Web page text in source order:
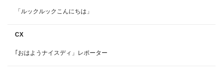
「ルックルックこんにちは」
CX
｢おはようナイスディ」レポーター